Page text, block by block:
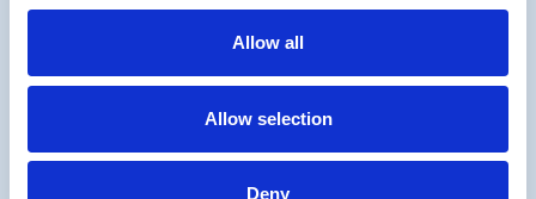
Allow all
Allow selection
Deny
Poštovani porezni obveznici, Želimo vas obavijestiti o
ključnim promjenama u vezi s porezom na dodanu
Pročitaj više